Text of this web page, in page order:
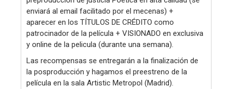
enviará al email facilitado por el mecenas) +
aparecer en los TÍTULOS DE CRÉDITO como
patrocinador de la película + VISIONADO en exclusiva
y online de la pelicula (durante una semana).
Las recompensas se entregarán a la finalización de
la posproducción y hagamos el preestreno de la
película en la sala Artistic Metropol (Madrid).